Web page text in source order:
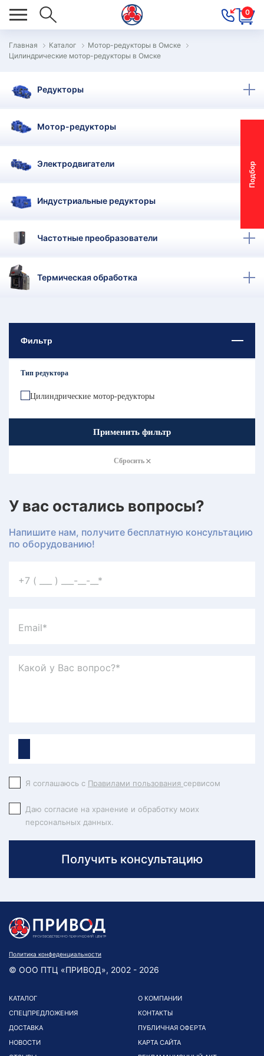
0
П
о
д
б
о
р
м
о
т
о
р
-
р
е
д
у
к
т
о
р
Главная Каталог
Мотор-редукторы в Омске
Цилиндрические мотор-редукторы в Омске
Редукторы
Мотор-редукторы
Электродвигатели
Индустриальные редукторы
Частотные преобразователи
Термическая обработка
Фильтр
Тип редуктора
Цилиндрические мотор-редукторы
Применить фильтр
Сбросить
У вас остались вопросы?
Напишите нам, получите бесплатную консультацию
по оборудованию!
Я соглашаюсь с Правилами пользования сервисом
Даю согласие на хранение и обработку моих
персональных данных.
Получить консультацию
Политика конфеденциальности
© ООО ПТЦ «ПРИВОД», 2002 - 2026
КАТАЛОГ
СПЕЦПРЕДЛОЖЕНИЯ
ДОСТАВКА
НОВОСТИ
О КОМПАНИИ
КОНТАКТЫ
ПУБЛИЧНАЯ ОФЕРТА
КАРТА САЙТА